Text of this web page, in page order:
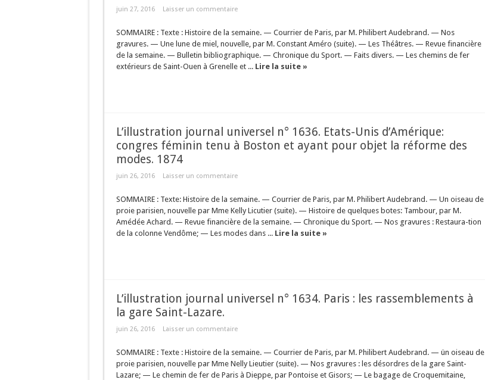
juin 27, 2016 Laisser un commentaire
SOMMAIRE : Texte : Histoire de la semaine. — Courrier de Paris, par M. Philibert Audebrand. — Nos
gravures. — Une lune de miel, nouvelle, par M. Constant Améro (suite). — Les Théâtres. — Revue financière
de la semaine. — Bulletin bibliographique. — Chronique du Sport. — Faits divers. — Les chemins de fer
extérieurs de Saint-Ouen à Grenelle et ... Lire la suite »
L’illustration journal universel n° 1636. Etats-Unis d’Amérique:
congres féminin tenu à Boston et ayant pour objet la réforme des
modes. 1874
juin 26, 2016 Laisser un commentaire
SOMMAIRE : Texte: Histoire de la semaine. — Courrier de Paris, par M. Philibert Audebrand. — Un oiseau de
proie parisien, nouvelle par Mme Kelly Licutier (suite). — Histoire de quelques botes: Tambour, par M.
Amédée Achard. — Revue financière de la semaine. — Chronique du Sport. — Nos gravures : Restaura-tion
de la colonne Vendôme; — Les modes dans ... Lire la suite »
L’illustration journal universel n° 1634. Paris : les rassemblements à
la gare Saint-Lazare.
juin 26, 2016 Laisser un commentaire
SOMMAIRE : Texte : Histoire de la semaine. — Courrier de Paris, par M. Philibert Audebrand. — ün oiseau de
proie parisien, nouvelle par Mme Nelly Lieutier (suite). — Nos gravures : les désordres de la gare Saint-
Lazare; — Le chemin de fer de Paris à Dieppe, par Pontoise et Gisors; — Le bagage de Croquemitaine,